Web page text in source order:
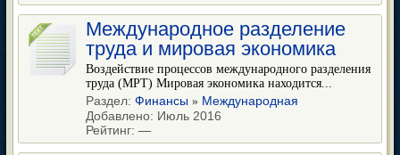
Международное разделение
труда и мировая экономика
Воздействие процессов международного разделения
труда (МРТ) Мировая экономика находится...
Раздел: Финансы » Международная
Добавлено: Июль 2016
Рейтинг: —